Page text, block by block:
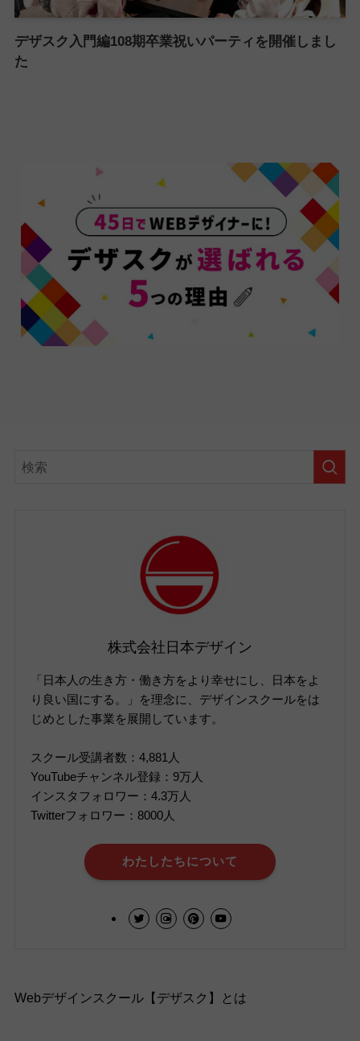
デザスク入門編108期卒業祝いパーティを開催しまし
た
株式会社日本デザイン
「日本人の生き方・働き方をより幸せにし、日本をよ
り良い国にする。」を理念に、デザインスクールをは
じめとした事業を展開しています。
スクール受講者数：4,881人
YouTubeチャンネル登録：9万人
インスタフォロワー：4.3万人
Twitterフォロワー：8000人
わたしたちについて
Webデザインスクール【デザスク】とは